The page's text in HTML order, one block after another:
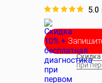
5.0
Скидка
при